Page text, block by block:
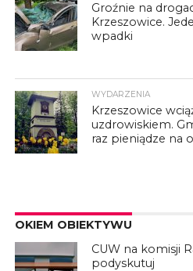
Groźnie na
Krzeszowice.
wpadki
WYDARZENIA
Krzeszowice
uzdrowiskiem.
raz pieniądze na
OKIEM OBIEKTYWU
CUW na komisji
podyskutuj